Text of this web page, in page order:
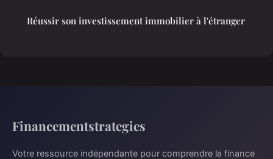
Réussir son investissement immobilier à l'étranger
Financementstrategies
Votre ressource indépendante pour comprendre la finance